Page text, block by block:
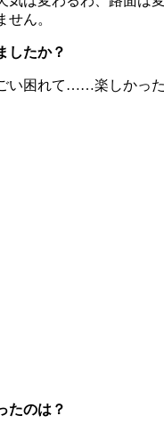
ん。
したか？
困れて……楽しかっ
たのは？